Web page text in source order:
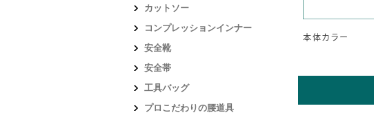
本体カラー
カットソー
コンプレッションインナー
安全靴
安全帯
工具バッグ
プロこだわりの腰道具